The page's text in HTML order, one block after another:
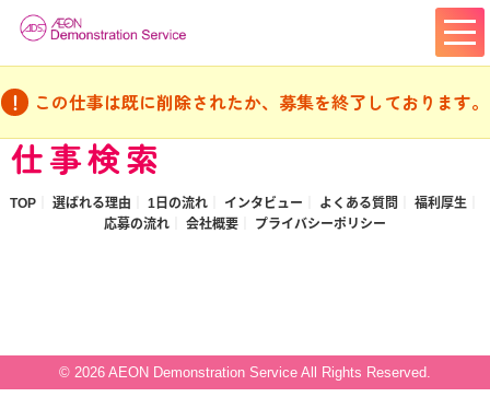
仕事検索
この仕事は既に削除されたか、募集を終了しております。
TOP 選ばれる理由 1日の流れ インタビュー よくある質問
福利厚生
応募の流れ
会社概要 プライバシーポリシー
© 2026 AEON Demonstration Service All Rights Reserved.